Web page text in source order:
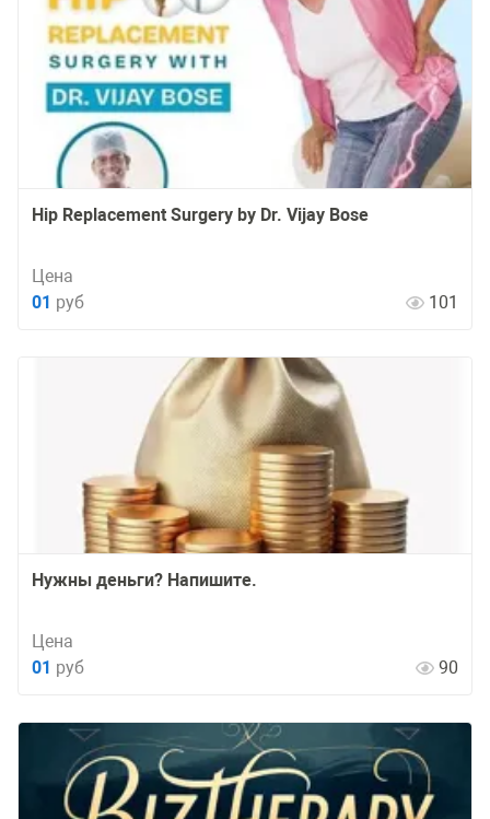
Hip Replacement Surgery by Dr. Vijay Bose
Цена
01 руб 101
Нужны деньги? Напишите.
Цена
01 руб 90